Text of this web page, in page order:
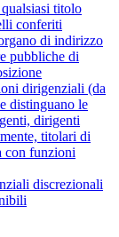
titolo
conferiti
di indirizzo
pubbliche di
dirigenziali (da
distinguano le
dirigenti
titolari di
con funzioni
discrezionali